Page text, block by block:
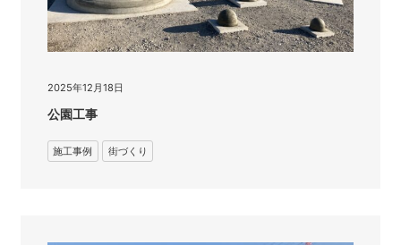
2025年12月18日
公園工事
施工事例 街づくり